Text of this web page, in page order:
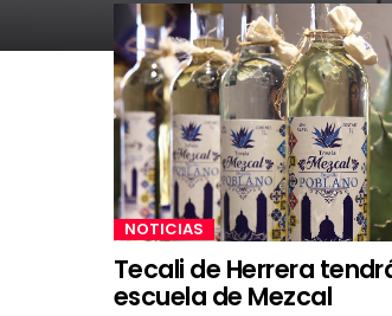
NOTICIAS
Tecali de Herrera
escuela de Mezcal